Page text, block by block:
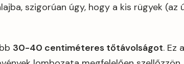
szigorúan úgy, hogy a kis rügyek (az
30-40 centiméteres tőtávolságot. Ez